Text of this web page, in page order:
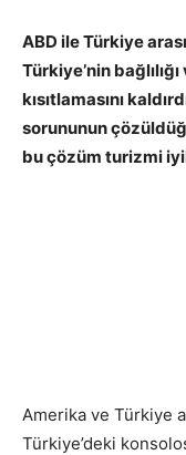
ABD ile Türkiye
Türkiye’nin
kısıtlamasını
sorununun
bu çözüm turizmi
Amerika ve Türkiye
Türkiye’deki